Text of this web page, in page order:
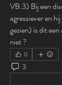
VB.3) Bij een
agressiever en
gezien) is dit
niet ?
0
3